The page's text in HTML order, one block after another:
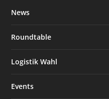
News
Roundtable
Logistik Wahl
Events